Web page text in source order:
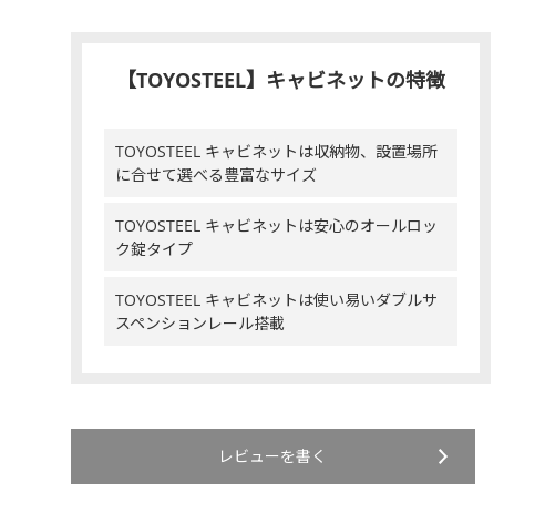
【TOYOSTEEL】キャビネットの特徴
TOYOSTEEL キャビネットは収納物、設置場所
に合せて選べる豊富なサイズ
TOYOSTEEL キャビネットは安心のオールロッ
ク錠タイプ
TOYOSTEEL キャビネットは使い易いダブルサ
スペンションレール搭載
レビューを書く